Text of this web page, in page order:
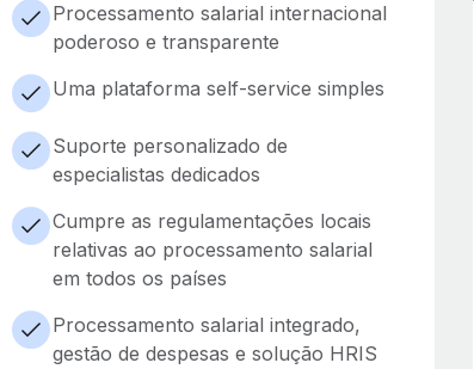
Processamento salarial internacional
poderoso e transparente
Uma plataforma self-service simples
Suporte personalizado de
especialistas dedicados
Cumpre as regulamentações locais
relativas ao processamento salarial
em todos os países
Processamento salarial integrado,
gestão de despesas e solução HRIS